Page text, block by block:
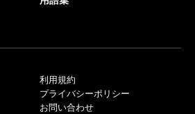
利用規約
プライバシーポリシー
お問い合わせ